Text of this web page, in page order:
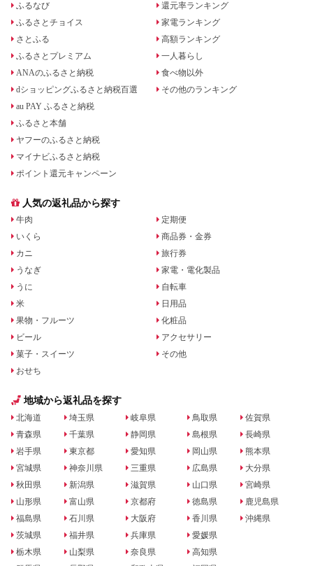
ふるなび
ふるさとチョイス
さとふる
ふるさとプレミアム
ANAのふるさと納税
dショッピングふるさと納税百選
au PAY ふるさと納税
ふるさと本舗
ヤフーのふるさと納税
マイナビふるさと納税
ポイント還元キャンペーン
還元率ランキング
家電ランキング
高額ランキング
一人暮らし
食べ物以外
その他のランキング
人気の返礼品から探す
牛肉
いくら
カニ
うなぎ
うに
米
果物・フルーツ
ビール
菓子・スイーツ
おせち
定期便
商品券・金券
旅行券
家電・電化製品
自転車
日用品
化粧品
アクセサリー
その他
地域から返礼品を探す
北海道
青森県
岩手県
宮城県
秋田県
山形県
福島県
茨城県
栃木県
埼玉県
千葉県
東京都
神奈川県
新潟県
富山県
石川県
福井県
山梨県
岐阜県
静岡県
愛知県
三重県
滋賀県
京都府
大阪府
兵庫県
奈良県
鳥取県
島根県
岡山県
広島県
山口県
徳島県
香川県
愛媛県
高知県
佐賀県
長崎県
熊本県
大分県
宮崎県
鹿児島県
沖縄県